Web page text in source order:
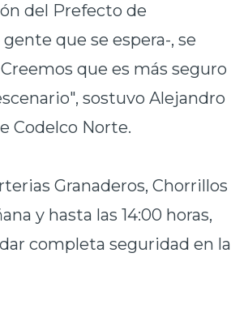
del Prefecto de
que se espera-, se
que es más seguro
sostuvo Alejandro
Codelco Norte.
Granaderos, Chorrillos
y hasta las 14:00 horas,
completa seguridad en la